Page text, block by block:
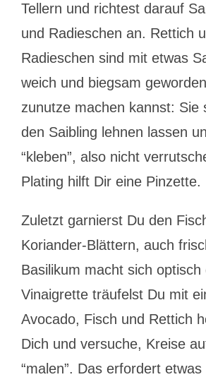
Tellern und richtest darauf
und Radieschen an. Rettich
Radieschen sind mit etwas
weich und biegsam
zunutze machen kannst: Sie
den Saibling lehnen lassen
“kleben”, also nicht
Plating hilft Dir eine Pinzette.
Zuletzt garnierst Du den
Koriander-Blättern, auch
Basilikum macht sich optisch
Vinaigrette träufelst Du mit
Avocado, Fisch und Rettich
Dich und versuche, Kreise
“malen”. Das erfordert etwas